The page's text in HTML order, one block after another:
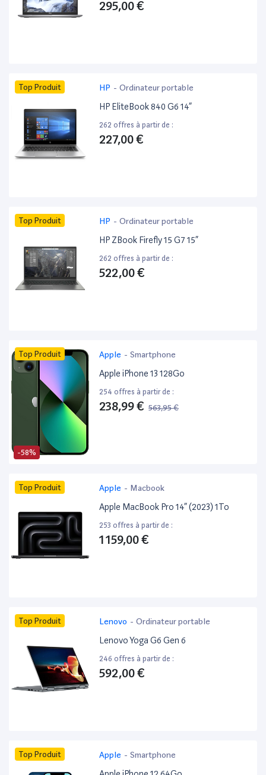
295,00 €
Top Produit HP - Ordinateur portable
HP EliteBook 840 G6 14”
262 offres à partir de :
227,00 €
Top Produit HP - Ordinateur portable
HP ZBook Firefly 15 G7 15”
262 offres à partir de :
522,00 €
-58%
Top Produit Apple - Smartphone
Apple iPhone 13 128Go
254 offres à partir de :
238,99 € 563,95 €
Top Produit Apple - Macbook
Apple MacBook Pro 14” (2023) 1To
253 offres à partir de :
1 159,00 €
Top Produit Lenovo - Ordinateur portable
Lenovo Yoga G6 Gen 6
246 offres à partir de :
592,00 €
Top Produit Apple - Smartphone